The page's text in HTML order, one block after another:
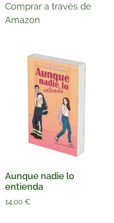
Comprar a través de
Amazon
Aunque nadie lo
entienda
14,00 €